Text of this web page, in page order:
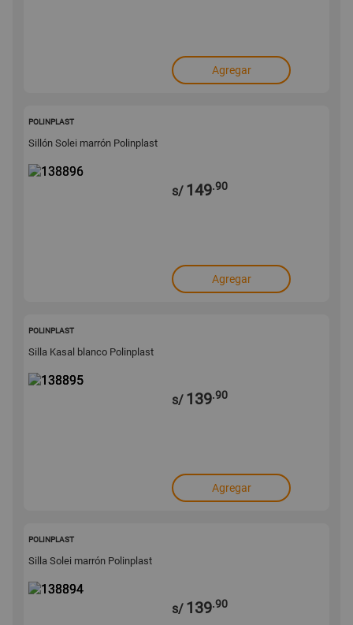
Agregar
POLINPLAST
Sillón Solei marrón Polinplast
s/ 149.90
Agregar
POLINPLAST
Silla Kasal blanco Polinplast
s/ 139.90
Agregar
POLINPLAST
Silla Solei marrón Polinplast
s/ 139.90